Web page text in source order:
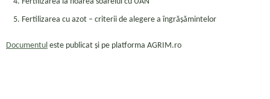
Fertilizarea cu azot – criterii de alegere a îngrăşămintelor
Documentul este publicat și pe platforma AGRIM.ro